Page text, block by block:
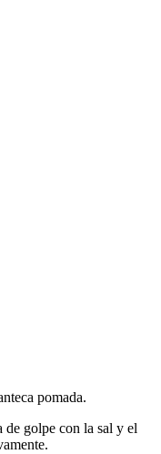
pomada.
de golpe con la sal y el